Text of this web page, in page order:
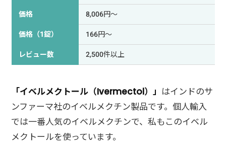
価格
8,006円～
価格（1錠）
166円～
レビュー数
2,500件以上
「イベルメクトール（Ivermectol）」 はインドのサ
ンファーマ社のイベルメクチン製品です。個人輸入
では一番人気のイベルメクチンで、私もこのイベル
メクトールを使っています。